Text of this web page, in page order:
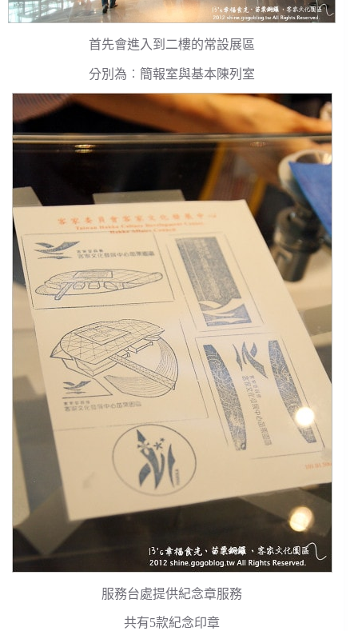
首先會進入到二樓的常設展區
分別為︰簡報室與基本陳列室
服務台處提供紀念章服務
共有5款紀念印章